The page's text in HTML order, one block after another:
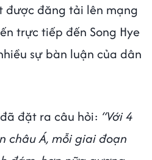
được đăng tải lên mạng
trực tiếp đến Song Hye
sự bàn luận của dân
đặt ra câu hỏi: “Với 4
châu Á, mỗi giai đoạn